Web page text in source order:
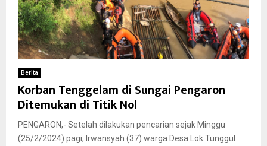
Berita
Korban Tenggelam di Sungai Pengaron
Ditemukan di Titik Nol
PENGARON,- Setelah dilakukan pencarian sejak Minggu
(25/2/2024) pagi, Irwansyah (37) warga Desa Lok Tunggul